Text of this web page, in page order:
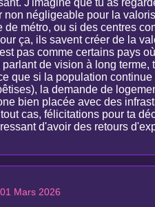
non négligeable pour la
métro, ou si des centres
ça, ils savent créer de la
pas comme certains pays
de vision à long
que si la population
la demande de
bien placée avec des
cas, félicitations pour ta
d'avoir des retours
Mars 2026